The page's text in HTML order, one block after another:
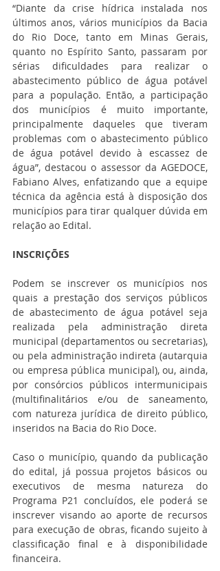
“Diante da crise hídrica instalada nos
últimos anos, vários municípios da Bacia
do Rio Doce, tanto em Minas Gerais,
quanto no Espírito Santo, passaram por
sérias dificuldades para realizar o
abastecimento público de água potável
para a população. Então, a participação
dos municípios é muito importante,
principalmente daqueles que tiveram
problemas com o abastecimento público
de água potável devido à escassez de
água”, destacou o assessor da AGEDOCE,
Fabiano Alves, enfatizando que a equipe
técnica da agência está à disposição dos
municípios para tirar qualquer dúvida em
relação ao Edital.
INSCRIÇÕES
Podem se inscrever os municípios nos
quais a prestação dos serviços públicos
de abastecimento de água potável seja
realizada pela administração direta
municipal (departamentos ou secretarias),
ou pela administração indireta (autarquia
ou empresa pública municipal), ou, ainda,
por consórcios públicos intermunicipais
(multifinalitários e/ou de saneamento,
com natureza jurídica de direito público,
inseridos na Bacia do Rio Doce.
Caso o município, quando da publicação
do edital, já possua projetos básicos ou
executivos de mesma natureza do
Programa P21 concluídos, ele poderá se
inscrever visando ao aporte de recursos
para execução de obras, ficando sujeito à
classificação final e à disponibilidade
financeira.